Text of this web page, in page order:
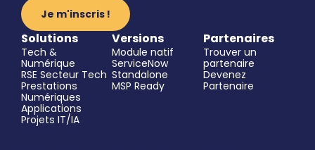
Je m'inscris !
Solutions
Tech &
Numérique
RSE Secteur Tech
Prestations
Numériques
Applications
Projets IT/IA
Versions
Module natif
ServiceNow
Standalone
MSP Ready
Partenaires
Trouver un
partenaire
Devenez
Partenaire